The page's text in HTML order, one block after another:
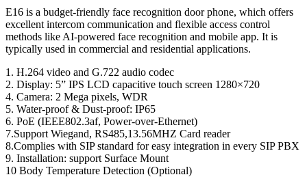
E16 is a budget-friendly face recognition door phone, which offers
excellent intercom communication and flexible access control
methods like AI-powered face recognition and mobile app. It is
typically used in commercial and residential applications.
1. H.264 video and G.722 audio codec
2. Display: 5” IPS LCD capacitive touch screen 1280×720
4. Camera: 2 Mega pixels, WDR
5. Water-proof & Dust-proof: IP65
6. PoE (IEEE802.3af, Power-over-Ethernet)
7.Support Wiegand, RS485,13.56MHZ Card reader
8.Complies with SIP standard for easy integration in every SIP PBX
9. Installation: support Surface Mount
10 Body Temperature Detection (Optional)